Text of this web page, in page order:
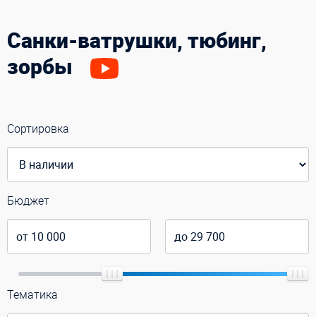
Санки-ватрушки, тюбинг,
зорбы
Сортировка
Бюджет
Тематика